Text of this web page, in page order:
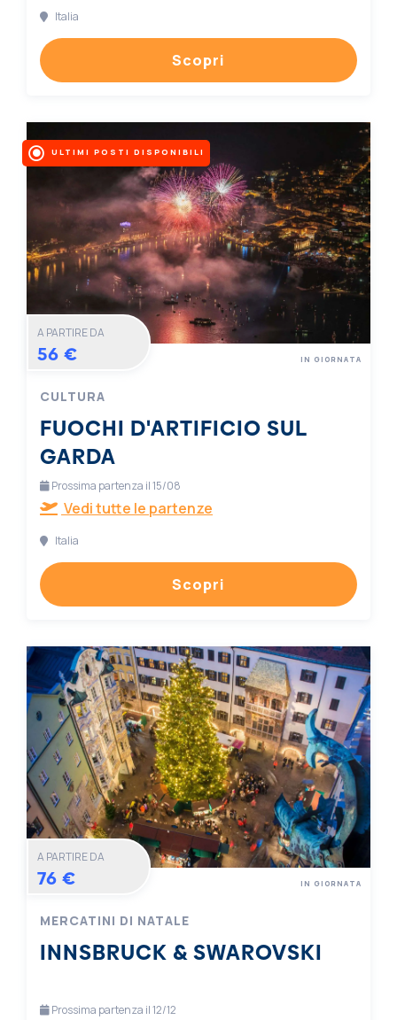
Italia
Scopri
ULTIMI POSTI DISPONIBILI
A PARTIRE DA
56 €
CULTURA
FUOCHI D'ARTIFICIO SUL
GARDA
IN GIORNATA
Prossima partenza il 15/08
Vedi tutte le partenze
Italia
Scopri
A PARTIRE DA
76 €
MERCATINI DI NATALE
INNSBRUCK & SWAROVSKI
IN GIORNATA
Prossima partenza il 12/12